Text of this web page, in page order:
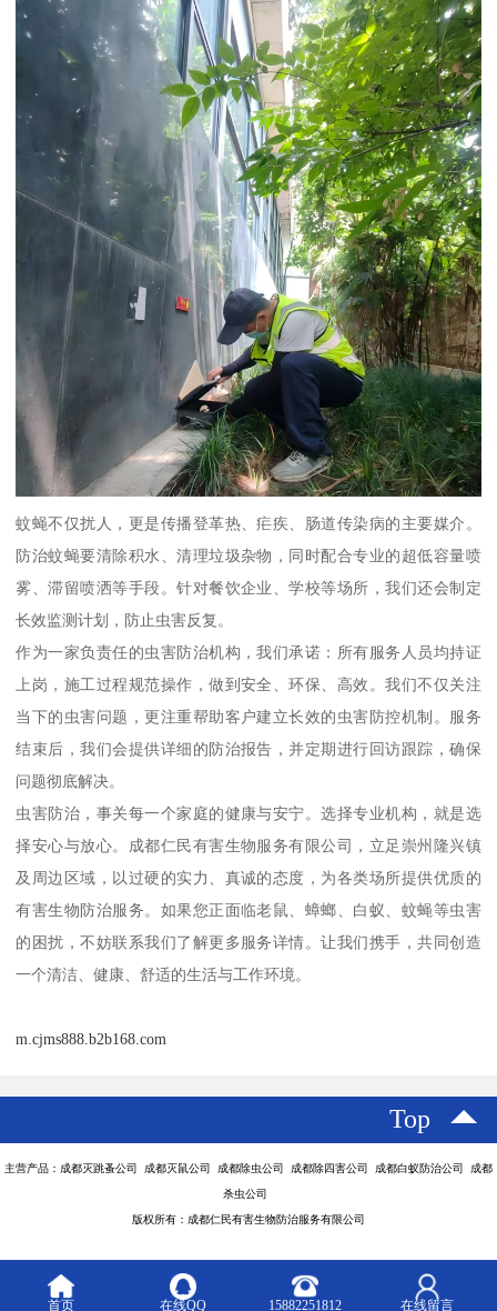
蚊蝇不仅扰人，更是传播登革热、疟疾、肠道传染病的主要媒介。
防治蚊蝇要清除积水、清理垃圾杂物，同时配合专业的超低容量喷
雾、滞留喷洒等手段。针对餐饮企业、学校等场所，我们还会制定
长效监测计划，防止虫害反复。
作为一家负责任的虫害防治机构，我们承诺：所有服务人员均持证
上岗，施工过程规范操作，做到安全、环保、高效。我们不仅关注
当下的虫害问题，更注重帮助客户建立长效的虫害防控机制。服务
结束后，我们会提供详细的防治报告，并定期进行回访跟踪，确保
问题彻底解决。
虫害防治，事关每一个家庭的健康与安宁。选择专业机构，就是选
择安心与放心。成都仁民有害生物服务有限公司，立足崇州隆兴镇
及周边区域，以过硬的实力、真诚的态度，为各类场所提供优质的
有害生物防治服务。如果您正面临老鼠、蟑螂、白蚁、蚊蝇等虫害
的困扰，不妨联系我们了解更多服务详情。让我们携手，共同创造
一个清洁、健康、舒适的生活与工作环境。
m.cjms888.b2b168.com
Top
主营产品：成都灭跳蚤公司 成都灭鼠公司 成都除虫公司 成都除四害公司 成都白蚁防治公司 成都
杀虫公司
版权所有：成都仁民有害生物防治服务有限公司
首页 在线QQ 15882251812 在线留言